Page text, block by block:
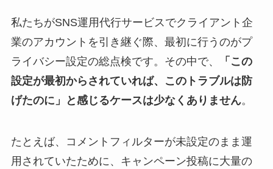
私たちがSNS運用代行サービスでクライアント企
業のアカウントを引き継ぐ際、最初に行うのがプ
ライバシー設定の総点検です。その中で、
「この
設定が最初からされていれば、このトラブルは防
げたのに」と感じるケースは少なくありません。
たとえば、コメントフィルターが未設定のまま運
用されていたために、キャンペーン投稿に大量の